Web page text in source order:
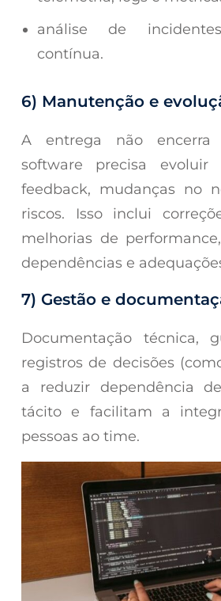
análise de
contínua.
6) Manutenção e
A entrega não
software precisa
feedback, mudanças no
riscos. Isso inclui
melhorias de
dependências e
7) Gestão e
Documentação técnica,
registros de decisões
a reduzir dependência
tácito e facilitam a
pessoas ao time.